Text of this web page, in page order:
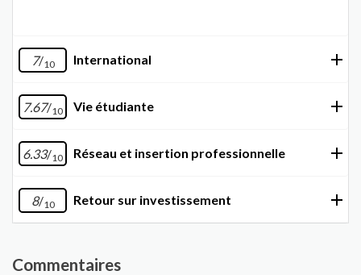
7/10 International
7.67/10 Vie étudiante
6.33/10 Réseau et insertion professionnelle
8/10 Retour sur investissement
Commentaires